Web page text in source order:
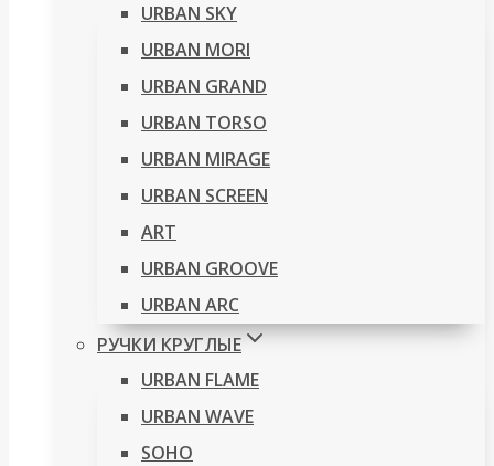
URBAN SKY
URBAN MORI
URBAN GRAND
URBAN TORSO
URBAN MIRAGE
URBAN SCREEN
ART
URBAN GROOVE
URBAN ARC
РУЧКИ КРУГЛЫЕ
URBAN FLAME
URBAN WAVE
SOHO